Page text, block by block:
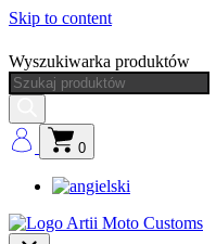
Skip to content
Wyszukiwarka produktów
0